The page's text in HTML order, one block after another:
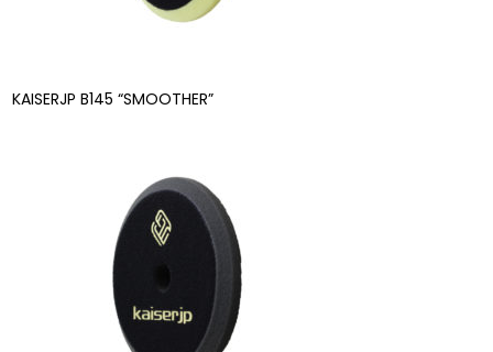
KAISERJP B145 “SMOOTHER”